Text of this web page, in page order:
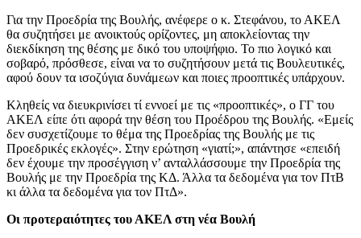
Για την Προεδρία της Βουλής, ανέφερε ο κ. Στεφάνου, το ΑΚΕΛ
θα συζητήσει με ανοικτούς ορίζοντες, μη αποκλείοντας την
διεκδίκηση της θέσης με δικό του υποψήφιο. Το πιο λογικό και
σοβαρό, πρόσθεσε, είναι να το συζητήσουν μετά τις Βουλευτικές,
αφού δουν τα ισοζύγια δυνάμεων και ποιες προοπτικές υπάρχουν.
Κληθείς να διευκρινίσει τί εννοεί με τις «προοπτικές», ο ΓΓ του
ΑΚΕΛ είπε ότι αφορά την θέση του Προέδρου της Βουλής. «Εμείς
δεν συσχετίζουμε το θέμα της Προεδρίας της Βουλής με τις
Προεδρικές εκλογές». Στην ερώτηση «γιατί;», απάντησε «επειδή
δεν έχουμε την προσέγγιση ν’ ανταλλάσσουμε την Προεδρία της
Βουλής με την Προεδρία της ΚΔ. Άλλα τα δεδομένα για τον ΠτΒ
κι άλλα τα δεδομένα για τον ΠτΔ».
Οι προτεραιότητες του ΑΚΕΛ στη νέα Βουλή